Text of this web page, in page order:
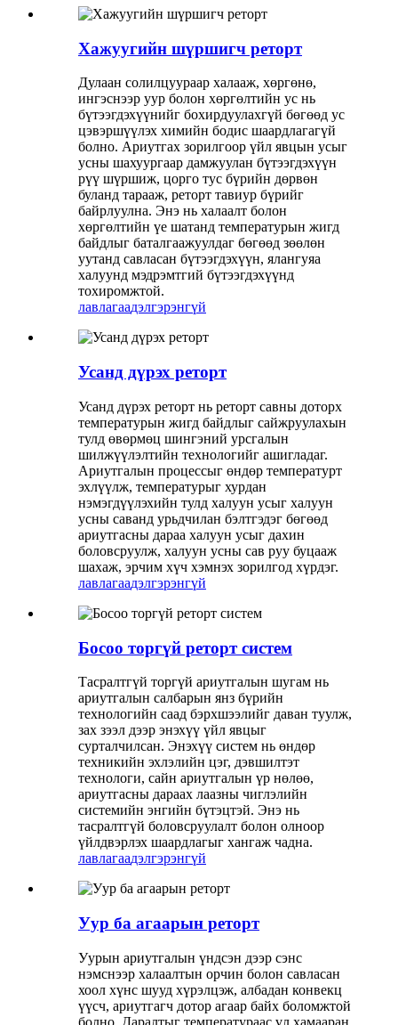
Хажуугийн шүршигч реторт
Дулаан солилцуураар халааж, хөргөнө,
ингэснээр уур болон хөргөлтийн ус нь
бүтээгдэхүүнийг бохирдуулахгүй бөгөөд ус
цэвэршүүлэх химийн бодис шаардлагагүй
болно. Ариутгах зорилгоор үйл явцын усыг
усны шахуургаар дамжуулан бүтээгдэхүүн
рүү шүршиж, цорго тус бүрийн дөрвөн
буланд тарааж, реторт тавиур бүрийг
байрлуулна. Энэ нь халаалт болон
хөргөлтийн үе шатанд температурын жигд
байдлыг баталгаажуулдаг бөгөөд зөөлөн
уутанд савласан бүтээгдэхүүн, ялангуяа
халуунд мэдрэмтгий бүтээгдэхүүнд
тохиромжтой.
лавлагаадэлгэрэнгүй
Усанд дүрэх реторт
Усанд дүрэх реторт нь реторт савны доторх
температурын жигд байдлыг сайжруулахын
тулд өвөрмөц шингэний урсгалын
шилжүүлэлтийн технологийг ашигладаг.
Ариутгалын процессыг өндөр температурт
эхлүүлж, температурыг хурдан
нэмэгдүүлэхийн тулд халуун усыг халуун
усны саванд урьдчилан бэлтгэдэг бөгөөд
ариутгасны дараа халуун усыг дахин
боловсруулж, халуун усны сав руу буцааж
шахаж, эрчим хүч хэмнэх зорилгод хүрдэг.
лавлагаадэлгэрэнгүй
Босоо торгүй реторт систем
Тасралтгүй торгүй ариутгалын шугам нь
ариутгалын салбарын янз бүрийн
технологийн саад бэрхшээлийг даван туулж,
зах зээл дээр энэхүү үйл явцыг
сурталчилсан. Энэхүү систем нь өндөр
техникийн эхлэлийн цэг, дэвшилтэт
технологи, сайн ариутгалын үр нөлөө,
ариутгасны дараах лаазны чиглэлийн
системийн энгийн бүтэцтэй. Энэ нь
тасралтгүй боловсруулалт болон олноор
үйлдвэрлэх шаардлагыг хангаж чадна.
лавлагаадэлгэрэнгүй
Уур ба агаарын реторт
Уурын ариутгалын үндсэн дээр сэнс
нэмснээр халаалтын орчин болон савласан
хоол хүнс шууд хүрэлцэж, албадан конвекц
үүсч, ариутгагч дотор агаар байх боломжтой
болно. Даралтыг температураас үл хамааран